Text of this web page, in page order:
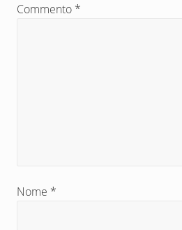
te
Commento *
Nome *